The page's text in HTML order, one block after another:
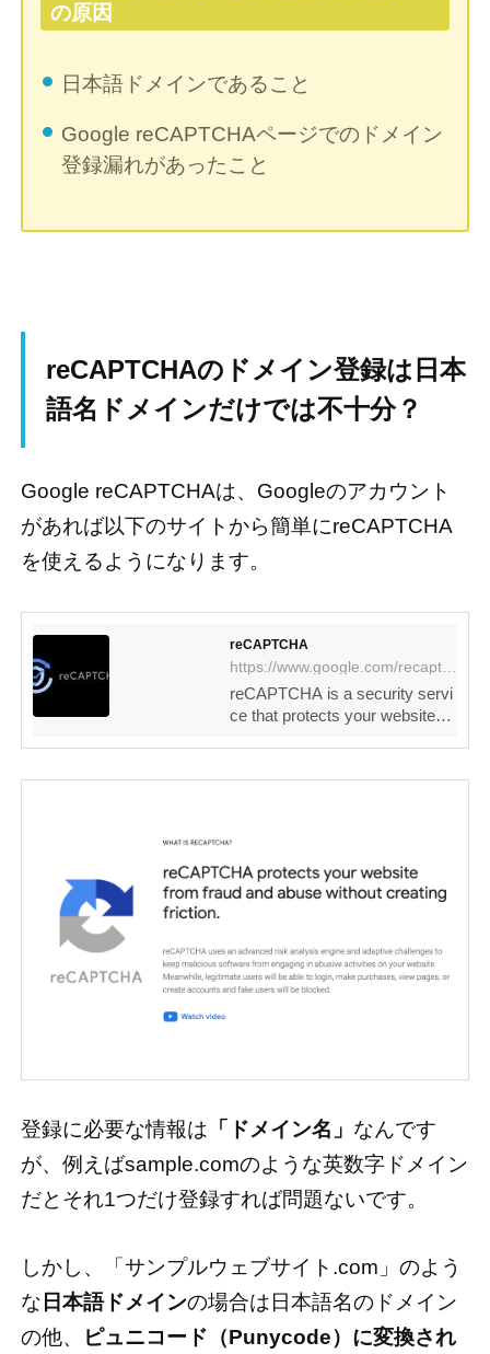
の原因
日本語ドメインであること
Google reCAPTCHAページでのドメイン
登録漏れがあったこと
reCAPTCHAのドメイン登録は日本
語名ドメインだけでは不十分？
Google reCAPTCHAは、Googleのアカウント
があれば以下のサイトから簡単にreCAPTCHA
を使えるようになります。
reCAPTCHA
https://www.google.com/recaptcha
reCAPTCHA is a security servi
ce that protects your websites f
登録に必要な情報は 「ドメイン名」 なんです
が、例えばsample.comのような英数字ドメイン
だとそれ1つだけ登録すれば問題ないです。
しかし、「サンプルウェブサイト.com」のよう
な 日本語ドメインの場合は日本語名のドメイン
の他、
ピュニコード（Punycode）に変換され